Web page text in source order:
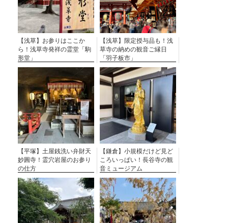
【浅草】お参りはここか
ら！浅草寺発祥の霊堂「駒
形堂」
【浅草】限定授与品も！浅
草寺の納めの観音ご縁日
「羽子板市」
【平塚】土屋銭洗い弁財天
妙圓寺！霊穴岩屋のお参り
の仕方
【鎌倉】小規模だけど見ど
ころいっぱい！長谷寺の観
音ミュージアム